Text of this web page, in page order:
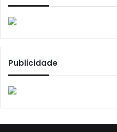
Publicidade